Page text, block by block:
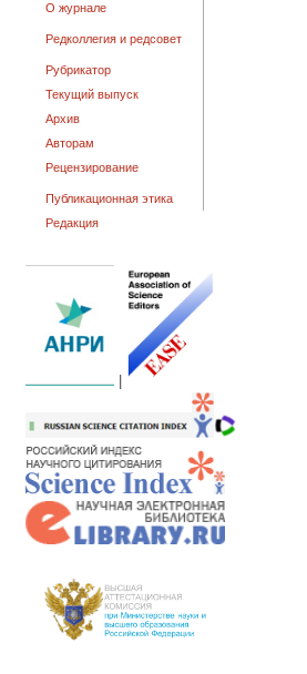
О журнале
Редколлегия и редсовет
Рубрикатор
Текущий выпуск
Архив
Авторам
Рецензирование
Публикационная этика
Редакция